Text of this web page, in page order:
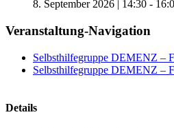
8. September 2026 | 14:30 -
Veranstaltung-Navigation
Selbsthilfegruppe DEMENZ –
Selbsthilfegruppe DEMENZ –
Details